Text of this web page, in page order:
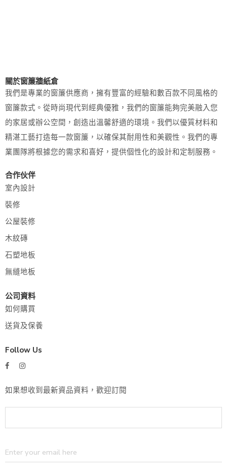
關於窗簾牆紙倉
我們是專業的窗簾供應商，擁有豐富的經驗和數百款不同風格的
窗簾款式。從時尚現代到經典優雅，我們的窗簾能夠完美融入您
的家居或辦公空間，創造出溫馨舒適的環境。我們以優質材料和
精湛工藝打造每一款窗簾，以確保其耐用性和美觀性。我們的專
業團隊將根據您的需求和喜好，提供個性化的設計和定制服務。
合作伙伴
室內設計
裝修
公屋裝修
木紋磚
石塑地板
無縫地板
公司資料
如何購買
送貨及保養
Follow Us
如果想收到最新資品資料，歡迎訂閱